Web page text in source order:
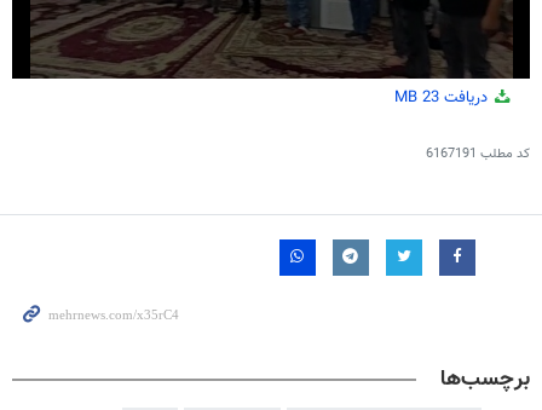
0 دریافت 23 MB
کد مطلب 6167191
برچسب‌ها